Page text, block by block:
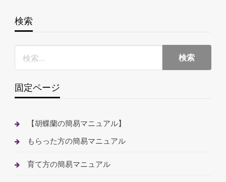
検索
固定ページ
【胡蝶蘭の簡易マニュアル】
もらった方の簡易マニュアル
育て方の簡易マニュアル